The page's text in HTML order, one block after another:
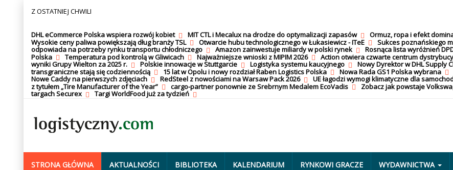
Z OSTATNIEJ CHWILI
DHL eCommerce Polska wspiera rozwój kobiet MIT CTL i Mecalux na drodze do optymalizacji zapasów Ormuz, ropa i efekt
Wysokie ceny paliwa powiększają dług branży TSL
Otwarcie hubu technologicznego w Łukasiewicz - ITeE Sukces poznańskiego
odpowiada na potrzeby rynku transportu chłodniczego
Amazon zainwestuje miliardy w polski rynek Rosnąca lista wyróżnień
Polska
Temperatura pod kontrolą w Gliwicach Najważniejsze wnioski z MIPIM 2026 Action otwiera czwarte centrum
wyniki Grupy Wielton za 2025 r.
Polskie innowacje w Stuttgarcie Logistyka systemu kaucyjnego Nowy Dyrektor w DHL Supply
transgraniczne stają się codziennością
15 lat w Opolu i nowy rozdział Raben Logistics Polska Nowa Rada GS1 Polska wybrana
Nowe Caddy na pierwszych zdjęciach
RedSteel z nowościami na Warsaw Pack 2026 UE łagodzi wymogi klimatyczne dla
z tytułem „Tire Manufacturer of the Year”
cargo-partner ponownie ze Srebrnym Medalem EcoVadis Zobacz jak powstaje
targach Securex
Targi WorldFood już za tydzień
STRONA GŁÓWNA AKTUALNOŚCI BIBLIOTEKA KALENDARIUM RYNKOWI GRACZE WYDAWNICTWA